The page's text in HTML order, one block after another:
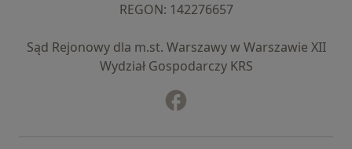
REGON: ⁠142276657
Sąd Rejonowy dla m.st. Warszawy w Warszawie XII
Wydział Gospodarczy KRS